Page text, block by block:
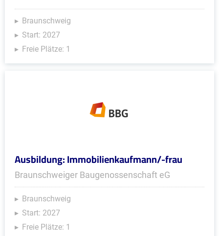
Braunschweig
Start: 2027
Freie Plätze: 1
Ausbildung: Immobilienkaufmann/-frau
Braunschweiger Baugenossenschaft eG
Braunschweig
Start: 2027
Freie Plätze: 1